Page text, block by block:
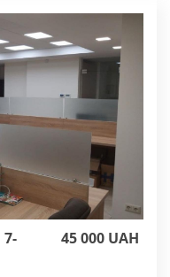
поруч. Підійде
збірка,
чи інструментів.
канікул
орендної
же будівлі доступне
нерухомості
отримуєте лише
за
етапах угоди. Ми
підписання
45 000 UAH